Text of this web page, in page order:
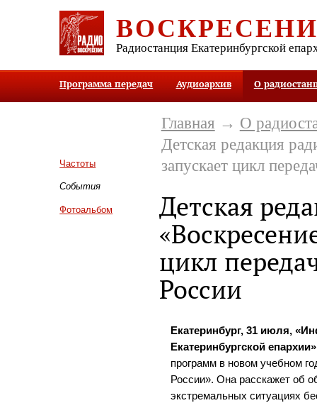
Радиостанция Екатеринбургской
Программа передач Аудиоархив О
Частоты
События
Фотоальбом
Главная → О
Детская редакция
запускает цикл
Детская
цикл
России
Екатеринбург, 31 июля,
Екатеринбургской епархии»
программ в новом учебном
России». Она расскажет об
экстремальных ситуациях